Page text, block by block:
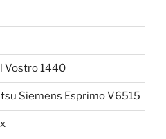
Vostro 1440
Siemens Esprimo V6515